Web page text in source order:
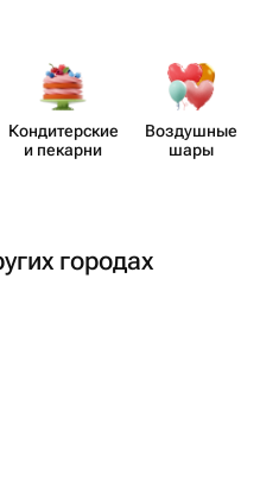
Кондит​ерские
и пекарни
Воздушные
шары
городах